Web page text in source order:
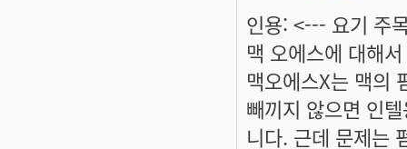
인용: <--- 요기 주
맥 오에스에 대해
맥오에스X는 맥의
빼끼지 않으면 인
니다. 근데 문제는